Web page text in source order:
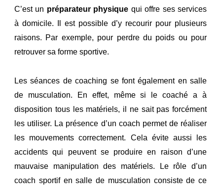
C’est un préparateur physique qui offre ses services
à domicile. Il est possible d’y recourir pour plusieurs
raisons. Par exemple, pour perdre du poids ou pour
retrouver sa forme sportive.
Les séances de coaching se font également en salle
de musculation. En effet, même si le coaché a à
disposition tous les matériels, il ne sait pas forcément
les utiliser. La présence d’un coach permet de réaliser
les mouvements correctement. Cela évite aussi les
accidents qui peuvent se produire en raison d’une
mauvaise manipulation des matériels. Le rôle d’un
coach sportif en salle de musculation consiste de ce